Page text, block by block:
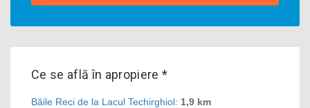
Ce se află în apropiere *
Băile Reci de la Lacul Techirghiol: 1,9 km